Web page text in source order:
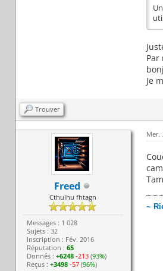
Par
Je
Trouver
Freed
Cthulhu fhtagn
Messages : 1 028
Sujets : 32
Inscription : Fév. 2016
Réputation : 65
Donnés : +6248 -213(93%)
Reçus : +3498 -57(96%)
Mer.
~